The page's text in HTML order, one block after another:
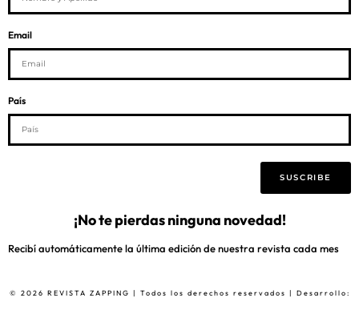
Email
País
SUSCRIBE
¡No te pierdas ninguna novedad!
Recibí automáticamente la última edición de nuestra revista cada mes
© 2026 REVISTA ZAPPING | Todos los derechos reservados | Desarrollo: